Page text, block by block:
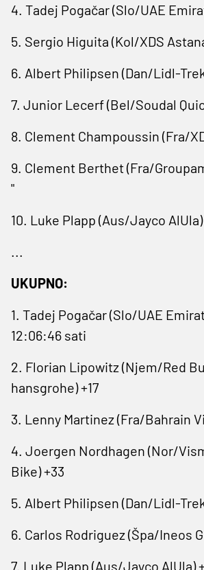
4. Tadej Pogačar (Slo/UAE
5. Sergio Higuita (Kol/XDS
6. Albert Philipsen (Dan/Lidl-
7. Junior Lecerf (Bel/Soudal
8. Clement Champoussin (Fra/
9. Clement Berthet (Fra/
"
10. Luke Plapp (Aus/Jayco AlUla)
...
UKUPNO:
1. Tadej Pogačar (Slo/UAE
12:06:46 sati
2. Florian Lipowitz (Njem/Red
hansgrohe) +17
3. Lenny Martinez (Fra/Bahrain
4. Joergen Nordhagen (Nor/
Bike) +33
5. Albert Philipsen (Dan/Lidl-
6. Carlos Rodriguez (Špa/Ineos
7. Luke Plapp (Aus/Jayco AlUla)